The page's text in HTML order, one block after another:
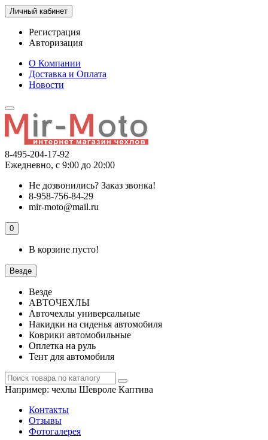
Личный кабинет
Регистрация
Авторизация
О Компании
Доставка и Оплата
Новости
8-495-204-17-92
Ежедневно, с 9:00 до 20:00
Не дозвонились? Заказ звонка!
8-958-756-84-29
mir-moto@mail.ru
0
В корзине пусто!
Везде
Везде
АВТОЧЕХЛЫ
Авточехлы универсальные
Накидки на сиденья автомобиля
Коврики автомобильные
Оплетка на руль
Тент для автомобиля
Например: чехлы Шевроле Каптива
Контакты
Отзывы
Фотогалерея